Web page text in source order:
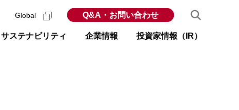
サステナビリティ 企業情報 投資家情報（IR）
Global Q&A・お問い合わせ